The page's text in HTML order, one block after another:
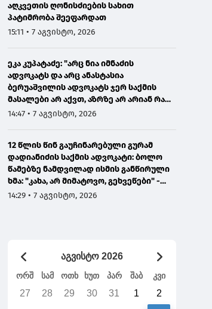
აღკვეთის ღონისძიების სახით
პატიმრობა შეეფარდათ
15:11 • 7 აგვისტო, 2026
ეკა კუპატაძე: "არც ნია იმნაძის
ადვოკატს და არც ანასტასია
ბერუაშვილის ადვოკატს ჯერ საქმის
მასალები არ აქვთ, აზრზე არ არიან რა
წერია მასალებში"
14:47 • 7 აგვისტო, 2026
12 წლის წინ გაუჩინარებული გურამ
დადიანიძის საქმის ადვოკატი: ბოლო
წამებზე ნამდვილად ისმის განწირული
ხმა: "კახა, არ მიმატოვო, გეხვეწები" -
ვიდეოს დადებას ვაპირებდით
14:29 • 7 აგვისტო, 2026
აგვისტო 2026
ორშ სამ ოთხ ხუთ პარ შაბ კვი
27 28 29 30 31 1 2